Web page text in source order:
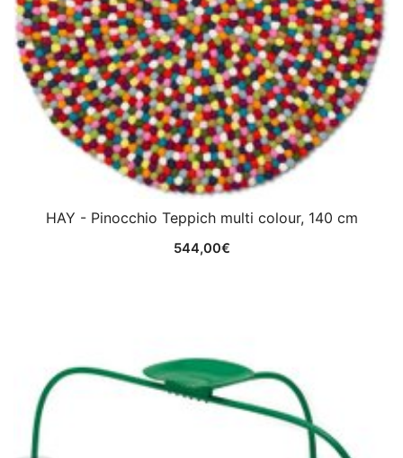
HAY - Pinocchio Teppich multi colour, 140 cm
544,00€